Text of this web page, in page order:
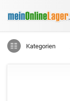
Kategorien